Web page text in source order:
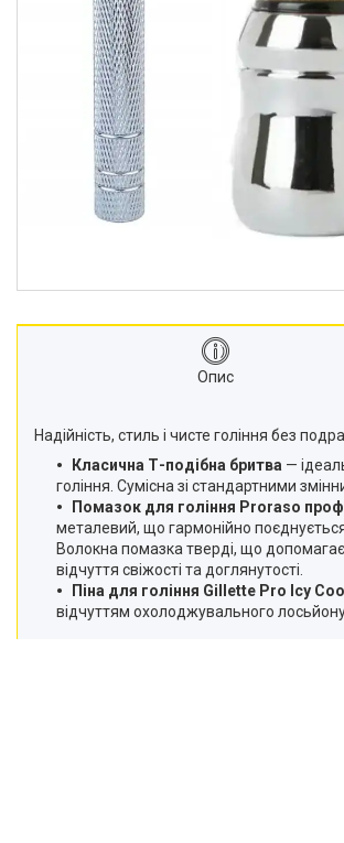
Побутова хімія з Європи
Меблеві тканини
Аксесуари для мобільних
телефонів
Чай, кава
Снеки
Парфумерія
Жіночі епілятори
Про нас
Опис
Надійність, стиль і чисте гоління без
Класична Т-подібна бритва —
гоління. Сумісна зі стандартними
Помазок для гоління Proraso
металевий, що гармонійно
Волокна помазка тверді, що
відчуття свіжості та доглянутості.
Піна для гоління Gillette Pro Icy
відчуттям охолоджувального лосьйону